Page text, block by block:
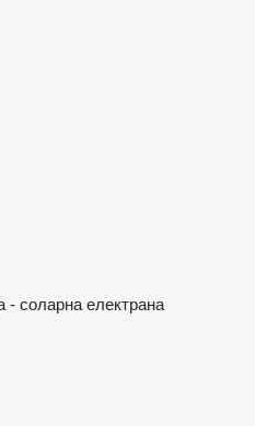
- соларна електрана